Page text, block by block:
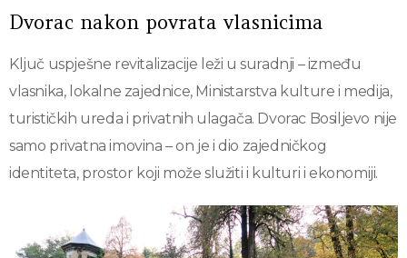
Dvorac nakon povrata vlasnicima
Ključ uspješne revitalizacije leži u suradnji – između
vlasnika, lokalne zajednice, Ministarstva kulture i medija,
turističkih ureda i privatnih ulagača. Dvorac Bosiljevo nije
samo privatna imovina – on je i dio zajedničkog
identiteta, prostor koji može služiti i kulturi i ekonomiji.